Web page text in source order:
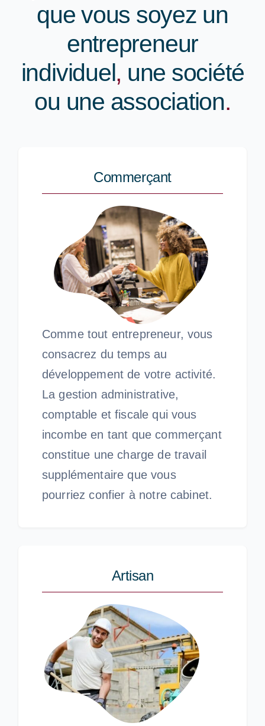
que vous soyez un
entrepreneur
individuel, une société
ou une association.
Commerçant
Comme tout entrepreneur, vous
consacrez du temps au
développement de votre activité.
La gestion administrative,
comptable et fiscale qui vous
incombe en tant que commerçant
constitue une charge de travail
supplémentaire que vous
pourriez confier à notre cabinet.
Artisan